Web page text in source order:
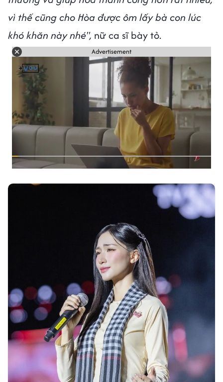
vì thế cũng cho Hòa được ôm lấy bà con lúc
khó khăn này nhé", nữ ca sĩ bày tỏ.
Advertisement